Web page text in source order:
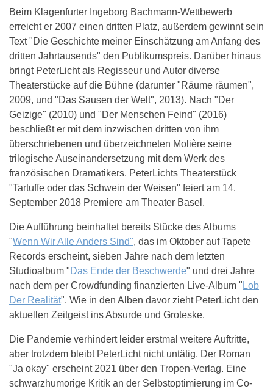
Beim Klagenfurter Ingeborg Bachmann-Wettbewerb
erreicht er 2007 einen dritten Platz, außerdem gewinnt sein
Text "Die Geschichte meiner Einschätzung am Anfang des
dritten Jahrtausends" den Publikumspreis. Darüber hinaus
bringt PeterLicht als Regisseur und Autor diverse
Theaterstücke auf die Bühne (darunter "Räume räumen",
2009, und "Das Sausen der Welt", 2013). Nach "Der
Geizige" (2010) und "Der Menschen Feind" (2016)
beschließt er mit dem inzwischen dritten von ihm
überschriebenen und überzeichneten Molière seine
trilogische Auseinandersetzung mit dem Werk des
französischen Dramatikers. PeterLichts Theaterstück
"Tartuffe oder das Schwein der Weisen" feiert am 14.
September 2018 Premiere am Theater Basel.
Die Aufführung beinhaltet bereits Stücke des Albums
"Wenn Wir Alle Anders Sind", das im Oktober auf Tapete
Records erscheint, sieben Jahre nach dem letzten
Studioalbum "Das Ende der Beschwerde" und drei Jahre
nach dem per Crowdfunding finanzierten Live-Album " Lob
Der Realität". Wie in den Alben davor zieht PeterLicht den
aktuellen Zeitgeist ins Absurde und Groteske.
Die Pandemie verhindert leider erstmal weitere Auftritte,
aber trotzdem bleibt PeterLicht nicht untätig. Der Roman
"Ja okay" erscheint 2021 über den Tropen-Verlag. Eine
schwarzhumorige Kritik an der Selbstoptimierung im Co-